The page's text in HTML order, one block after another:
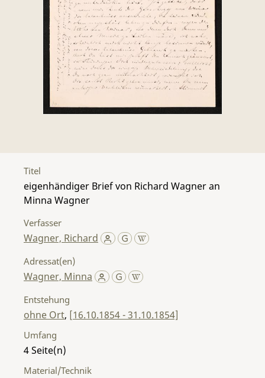
Titel
eigenhändiger Brief von Richard Wagner an
Minna Wagner
Verfasser
Wagner, Richard
Adressat(en)
Wagner, Minna
Entstehung
ohne Ort, [16.10.1854 - 31.10.1854]
Umfang
4
Material/Technik